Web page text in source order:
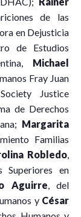
de las
en Dejusticia
de Estudios
Michael
Fray Juan
Justice
de Derechos
Margarita
Familias
Robledo,
Superiores en
Aguirre, del
yCésar